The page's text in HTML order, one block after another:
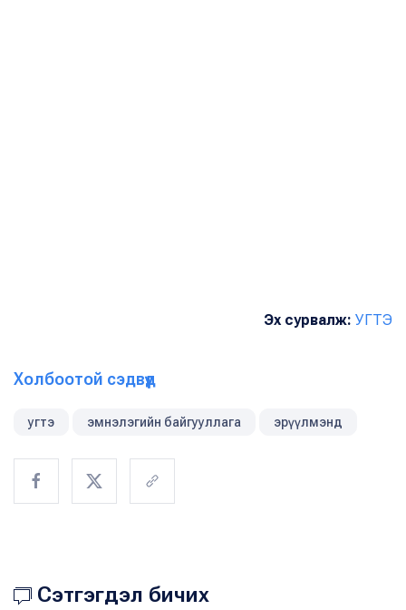
Эх сурвалж: УГТЭ
Холбоотой сэдвүүд
угтэ эмнэлэгийн байгууллага эрүүлмэнд
Сэтгэгдэл бичих